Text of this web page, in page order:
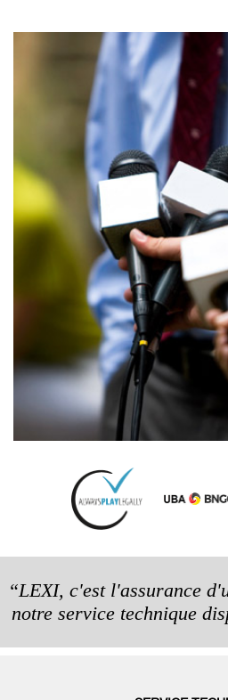
“LEXI, c'est l'assurance
notre service technique